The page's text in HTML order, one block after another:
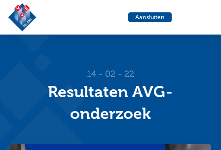
Aansluiten
14 - 02 - 22
Resultaten AVG-
onderzoek